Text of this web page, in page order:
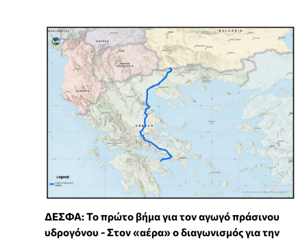
ΔΕΣΦΑ: Το πρώτο βήμα για τον αγωγό πράσινου
υδρογόνου - Στον «αέρα» ο διαγωνισμός για την